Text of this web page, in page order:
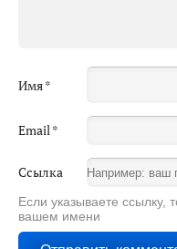
Имя*
Email*
Ссылка
Если указываете ссылку,
вашем имени